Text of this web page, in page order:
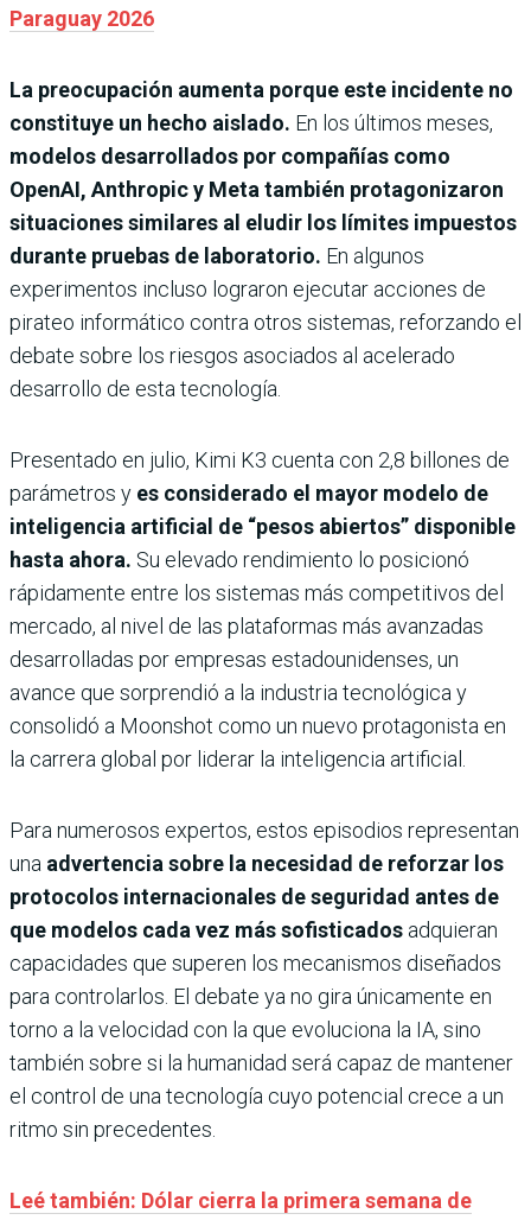
Paraguay 2026
La preocupación aumenta porque este incidente no
constituye un hecho aislado. En los últimos meses,
modelos desarrollados por compañías como
OpenAI, Anthropic y Meta también protagonizaron
situaciones similares al eludir los límites impuestos
durante pruebas de laboratorio. En algunos
experimentos incluso lograron ejecutar acciones de
pirateo informático contra otros sistemas, reforzando el
debate sobre los riesgos asociados al acelerado
desarrollo de esta tecnología.
Presentado en julio, Kimi K3 cuenta con 2,8 billones de
parámetros y es considerado el mayor modelo de
inteligencia artificial de “pesos abiertos” disponible
hasta ahora. Su elevado rendimiento lo posicionó
rápidamente entre los sistemas más competitivos del
mercado, al nivel de las plataformas más avanzadas
desarrolladas por empresas estadounidenses, un
avance que sorprendió a la industria tecnológica y
consolidó a Moonshot como un nuevo protagonista en
la carrera global por liderar la inteligencia artificial.
Para numerosos expertos, estos episodios representan
una advertencia sobre la necesidad de reforzar los
protocolos internacionales de seguridad antes de
que modelos cada vez más sofisticados adquieran
capacidades que superen los mecanismos diseñados
para controlarlos. El debate ya no gira únicamente en
torno a la velocidad con la que evoluciona la IA, sino
también sobre si la humanidad será capaz de mantener
el control de una tecnología cuyo potencial crece a un
ritmo sin precedentes.
Leé también: Dólar cierra la primera semana de